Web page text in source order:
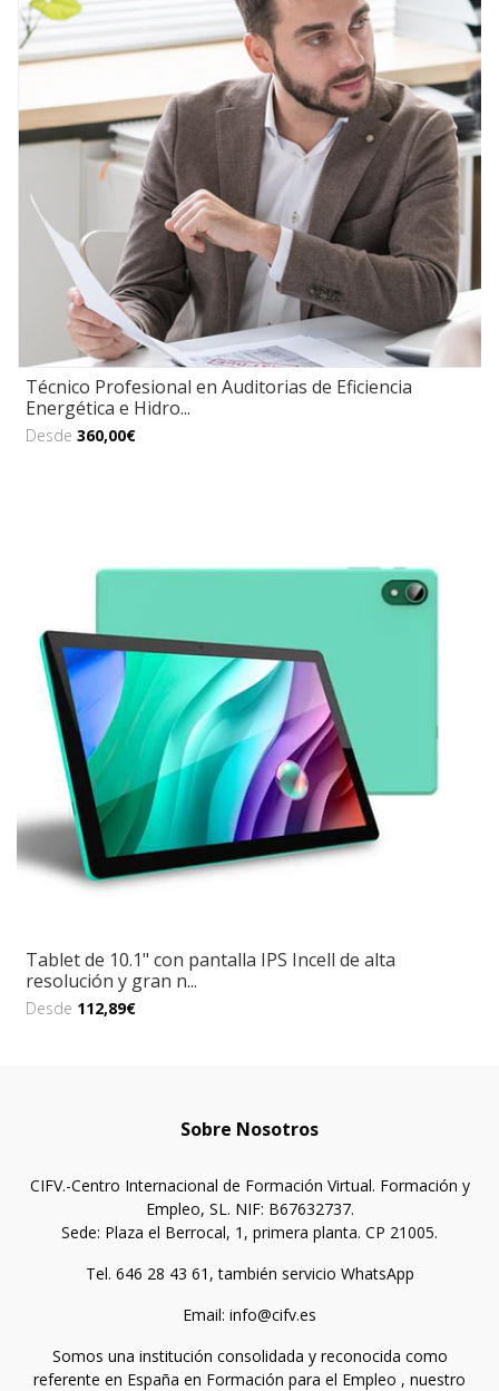
Técnico Profesional en Auditorias de Eficiencia
Energética e Hidro...
Desde 360,00€
Tablet de 10.1" con pantalla IPS Incell de alta
resolución y gran n...
Desde 112,89€
Sobre Nosotros
CIFV.-Centro Internacional de Formación Virtual. Formación y
Empleo, SL. NIF: B67632737.
Sede: Plaza el Berrocal, 1, primera planta. CP 21005.
Tel. 646 28 43 61, también servicio WhatsApp
Email: info@cifv.es
Somos una institución consolidada y reconocida como
referente en España en Formación para el Empleo , nuestro